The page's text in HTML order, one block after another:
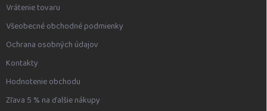
Vrátenie tovaru
Všeobecné obchodné podmienky
Ochrana osobných údajov
Kontakty
Hodnotenie obchodu
Zľava 5 % na ďalšie nákupy